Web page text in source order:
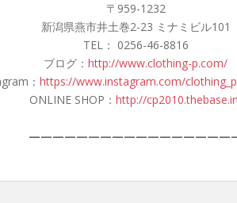
〒959-1232
新潟県燕市井土巻2-23 ミナミビル101
TEL： 0256-46-8816
ブログ： http://www.clothing-p.com/
： https://www.instagram.com/
ONLINE SHOP： http://